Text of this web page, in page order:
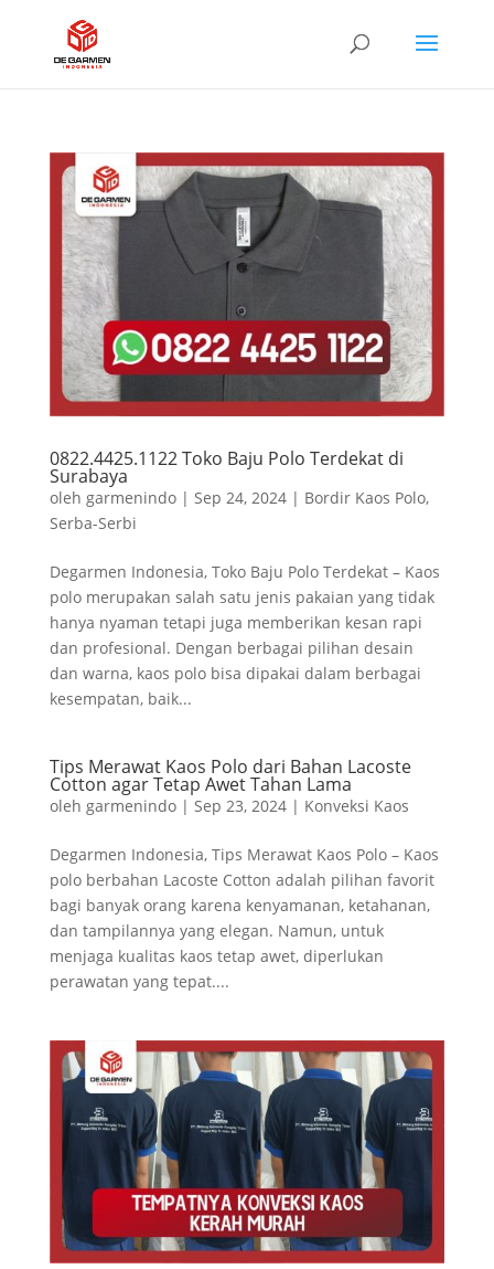
0822.4425.1122 Toko Baju Polo Terdekat di
Surabaya
oleh garmenindo| Sep 24, 2024| Bordir Kaos Polo,
Serba-Serbi
Degarmen Indonesia, Toko Baju Polo Terdekat – Kaos
polo merupakan salah satu jenis pakaian yang tidak
hanya nyaman tetapi juga memberikan kesan rapi
dan profesional. Dengan berbagai pilihan desain
dan warna, kaos polo bisa dipakai dalam berbagai
kesempatan, baik...
Tips Merawat Kaos Polo dari Bahan Lacoste
Cotton agar Tetap Awet Tahan Lama
oleh garmenindo| Sep 23, 2024| Konveksi Kaos
Degarmen Indonesia, Tips Merawat Kaos Polo – Kaos
polo berbahan Lacoste Cotton adalah pilihan favorit
bagi banyak orang karena kenyamanan, ketahanan,
dan tampilannya yang elegan. Namun, untuk
menjaga kualitas kaos tetap awet, diperlukan
perawatan yang tepat....